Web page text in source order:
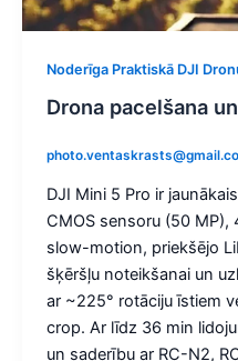
Noderīga Praktiskā DJI
Drona pacelšana
DJI Mini 5 Pro ir
CMOS sensoru (50
slow-motion, priekšējo
šķēršļu noteikšanai un
ar ~225° rotāciju īstiem
crop. Ar līdz 36 min
un saderību ar RC-N2,